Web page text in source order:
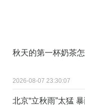
秋天的第一杯奶茶
2026-08-07 23:30:07
北京“立秋雨”太猛